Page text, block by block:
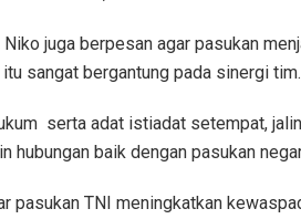
juga berpesan agar pasukan
sangat bergantung pada sinergi tim.
serta adat istiadat setempat,
hubungan baik dengan pasukan
pasukan TNI meningkatkan